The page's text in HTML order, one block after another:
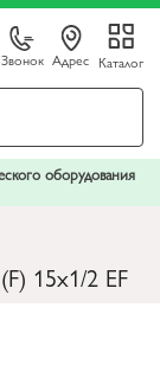
Звонок Адрес Каталог
оборудования
15x1/2 EF